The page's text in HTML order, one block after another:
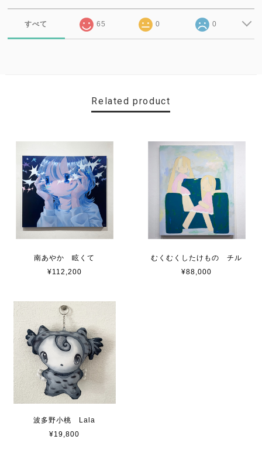
すべて 65 0 0
Related product
南あやか 眩くて
¥112,200
むくむくしたけもの チル
¥88,000
波多野小桃 Lala
¥19,800